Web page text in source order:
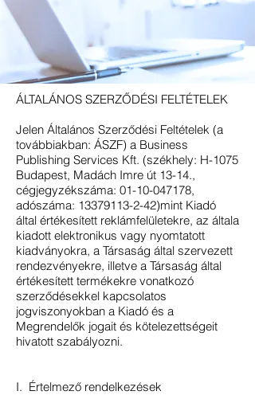
ÁLTALÁNOS SZERZŐDÉSI FELTÉTELEK
Jelen Általános Szerződési Feltételek (a
továbbiakban: ÁSZF) a Business
Publishing Services Kft. (székhely: H-1075
Budapest, Madách Imre út 13-14.,
cégjegyzékszáma: 01-10-047178,
adószáma: 13379113-2-42)mint Kiadó
által értékesített reklámfelületekre, az általa
kiadott elektronikus vagy nyomtatott
kiadványokra, a Társaság által szervezett
rendezvényekre, illetve a Társaság által
értékesített termékekre vonatkozó
szerződésekkel kapcsolatos
jogviszonyokban a Kiadó és a
Megrendelők jogait és kötelezettségeit
hivatott szabályozni.
I. Értelmező rendelkezések